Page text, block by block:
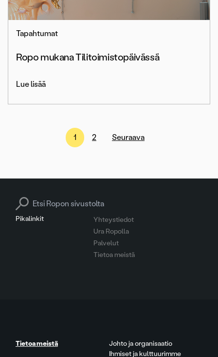
Tapahtumat
Ropo mukana Tilitoimistopäivässä
Lue lisää
Artikkelien
1 2 Seuraava
Pikalinkit
Yhteystiedot
Ura Ropolla
Palvelut
Tietoa meistä
Search for:
Tietoa meistä
Johto ja organisaatio
Ihmiset ja kulttuurimme